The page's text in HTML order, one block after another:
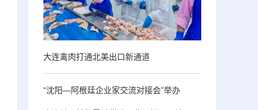
大连禽肉打通北美出口新通道
“沈阳—阿根廷企业家交流对接会”举办